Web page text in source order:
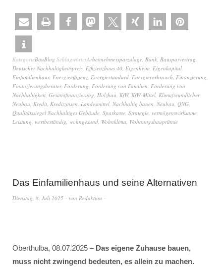
KategorieBauBlog SchlagwörterArbeitnehmersparzulage, Bank, Bausparvertrag,
Deutscher Nachhaltigkeitspreis, Effizienzhaus 40, Eigenheim, Eigenkapital,
Einfamilienhaus, Energieeffizienz, Energiestandard, Energieverbrauch, Finanzierung,
Finanzierungsberater, Förderung, Förderung von Familien, Förderung von
Nachhaltigkeit, Gesamtfinanzierung, Holzbau, KfW, KfW-Mittel, Klimafreundlicher
Neubau, Kredit, Kreditzinsen, Landesmittel, Nachhaltig bauen, Neubau, QNG,
Qualitätssiegel Nachhaltiges Gebäude, Sparkasse, Strategie, vermögenswirksame
Leistung, wertbeständig, wohngesund, Wohnklima, Wohnungsbauprämie
Das Einfamilienhaus und seine Alternativen
Dienstag, 8. Juli 2025 von Redaktion
Oberthulba, 08.07.2025 – Das eigene Zuhause bauen,
muss nicht zwingend bedeuten, es allein zu machen.